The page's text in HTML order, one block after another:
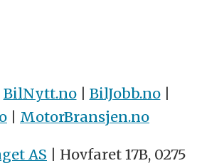
BilNytt.no| BilJobb.no|
| MotorBransjen.no
AS | Hovfaret 17B, 0275